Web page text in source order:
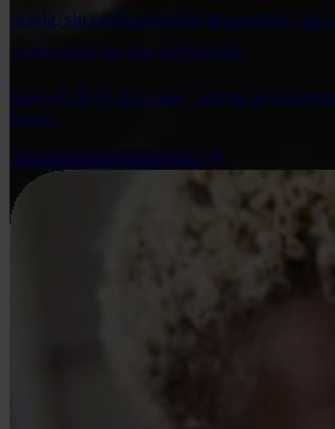
deuda, sin comprobación de ingresos, sin
tu elección, no una obligación.
hasta el 50 % del valor · precio de
deuda
Ver préstamos personales